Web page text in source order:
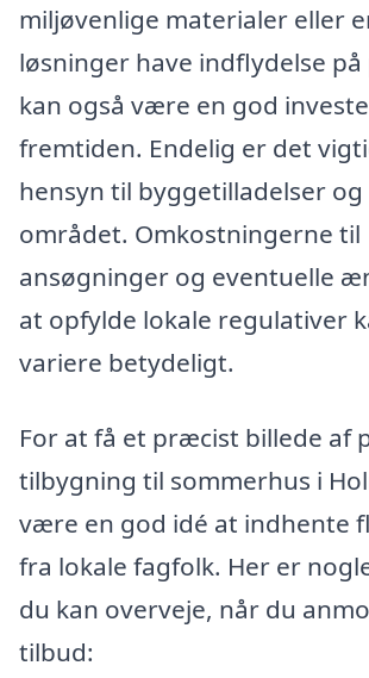
miljøvenlige materialer eller
løsninger have indflydelse
kan også være en god
fremtiden. Endelig er det
hensyn til byggetilladelser
området. Omkostningerne til
ansøgninger og eventuelle
at opfylde lokale regulativer
variere betydeligt.
For at få et præcist billede af
tilbygning til sommerhus i
være en god idé at indhente
fra lokale fagfolk. Her er
du kan overveje, når du
tilbud: